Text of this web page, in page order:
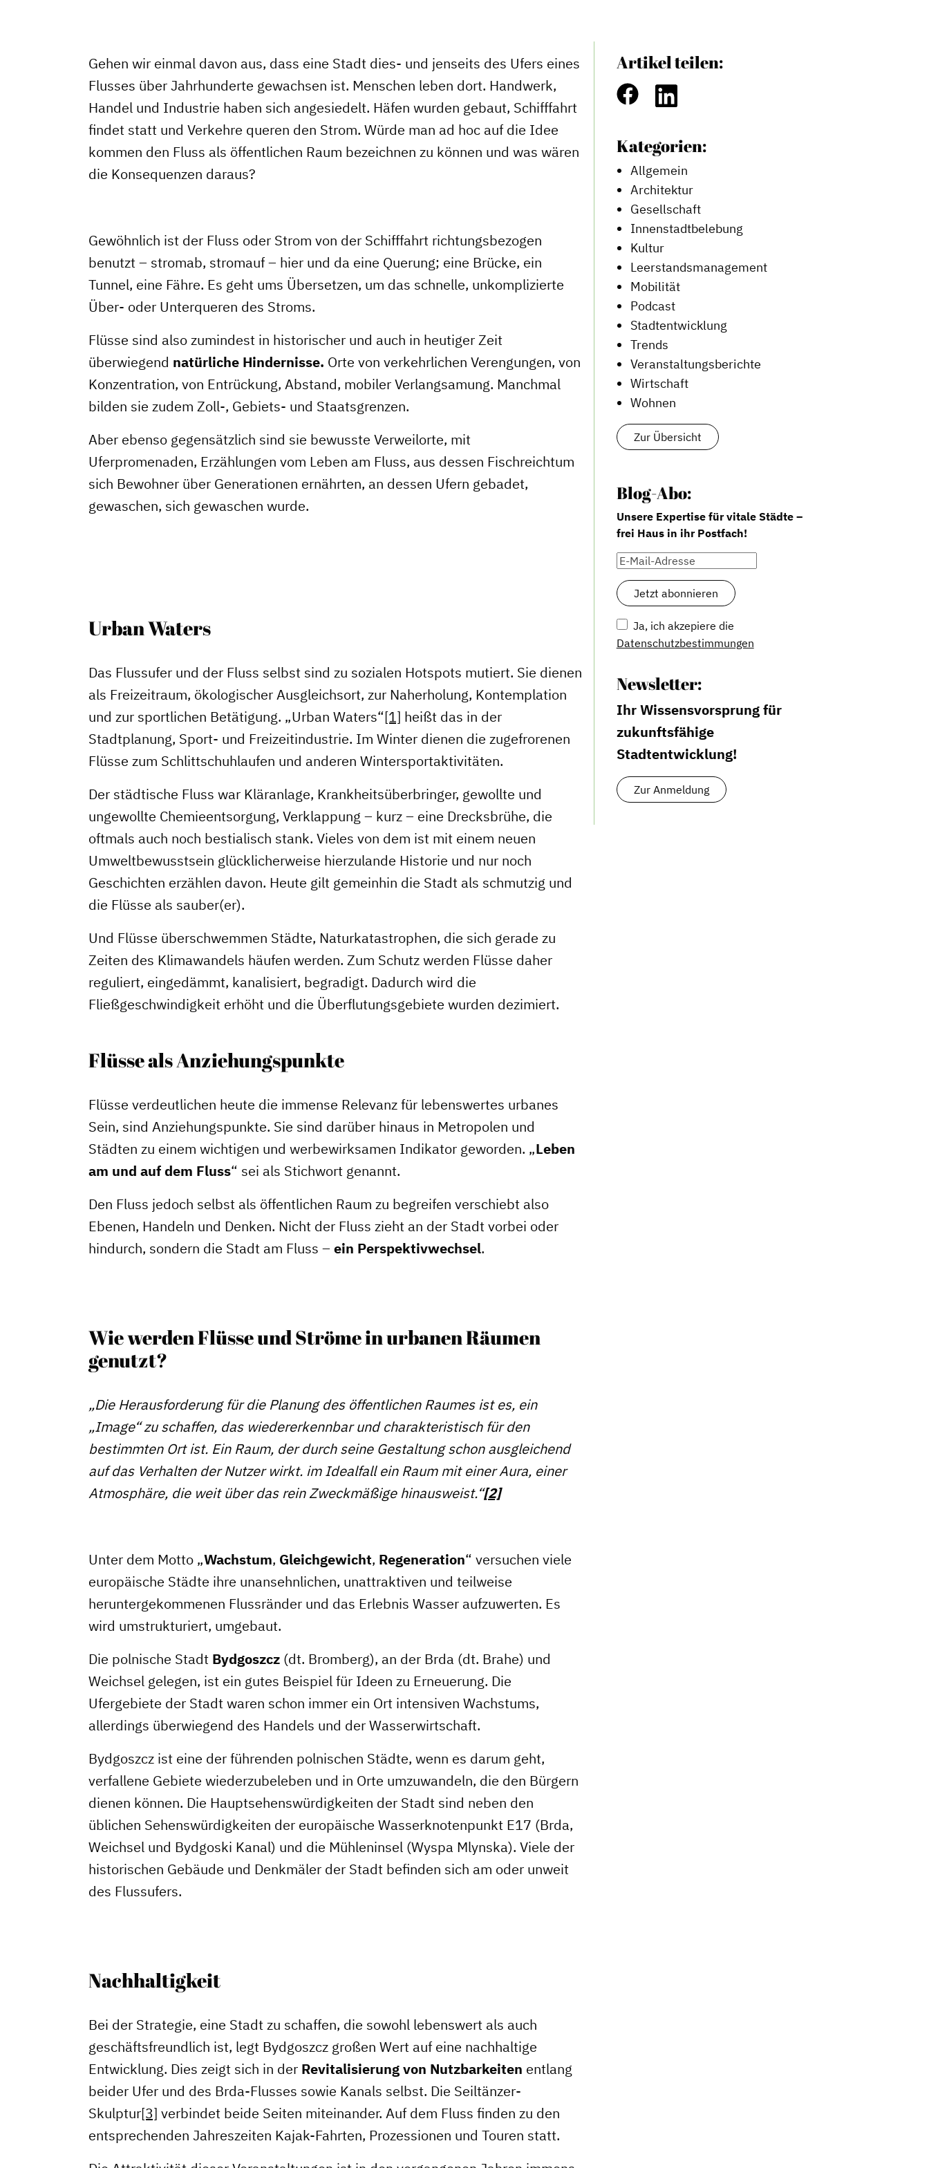
Dachverband
Vorstand
Mitglieder
Vorteile für Mitglieder
Stadtmarketing
Netzwerkmanagement
Stadtraumgestaltung
Projektmanagement
Kooperationen
Gehen wir einmal davon aus, dass eine Stadt dies- und jenseits des Ufers eines
Flusses über Jahrhunderte gewachsen ist. Menschen leben dort. Handwerk,
Handel und Industrie haben sich angesiedelt. Häfen wurden gebaut, Schifffahrt
findet statt und Verkehre queren den Strom. Würde man ad hoc auf die Idee
kommen den Fluss als öffentlichen Raum bezeichnen zu können und was wären
die Konsequenzen daraus?
Gewöhnlich ist der Fluss oder Strom von der Schifffahrt richtungsbezogen
benutzt – stromab, stromauf – hier und da eine Querung; eine Brücke, ein
Tunnel, eine Fähre. Es geht ums Übersetzen, um das schnelle, unkomplizierte
Über- oder Unterqueren des Stroms.
Flüsse sind also zumindest in historischer und auch in heutiger Zeit
überwiegend natürliche Hindernisse. Orte von verkehrlichen Verengungen, von
Konzentration, von Entrückung, Abstand, mobiler Verlangsamung. Manchmal
bilden sie zudem Zoll-, Gebiets- und Staatsgrenzen.
Aber ebenso gegensätzlich sind sie bewusste Verweilorte, mit
Uferpromenaden, Erzählungen vom Leben am Fluss, aus dessen Fischreichtum
sich Bewohner über Generationen ernährten, an dessen Ufern gebadet,
gewaschen, sich gewaschen wurde.
Urban Waters
Das Flussufer und der Fluss selbst sind zu sozialen Hotspots mutiert. Sie dienen
als Freizeitraum, ökologischer Ausgleichsort, zur Naherholung, Kontemplation
und zur sportlichen Betätigung. „Urban Waters“[1] heißt das in der
Stadtplanung, Sport- und Freizeitindustrie. Im Winter dienen die zugefrorenen
Flüsse zum Schlittschuhlaufen und anderen Wintersportaktivitäten.
Der städtische Fluss war Kläranlage, Krankheitsüberbringer, gewollte und
ungewollte Chemieentsorgung, Verklappung – kurz – eine Drecksbrühe, die
oftmals auch noch bestialisch stank. Vieles von dem ist mit einem neuen
Umweltbewusstsein glücklicherweise hierzulande Historie und nur noch
Geschichten erzählen davon. Heute gilt gemeinhin die Stadt als schmutzig und
die Flüsse als sauber(er).
Und Flüsse überschwemmen Städte, Naturkatastrophen, die sich gerade zu
Zeiten des Klimawandels häufen werden. Zum Schutz werden Flüsse daher
reguliert, eingedämmt, kanalisiert, begradigt. Dadurch wird die
Fließgeschwindigkeit erhöht und die Überflutungsgebiete wurden dezimiert.
Flüsse als Anziehungspunkte
Flüsse verdeutlichen heute die immense Relevanz für lebenswertes urbanes
Sein, sind Anziehungspunkte. Sie sind darüber hinaus in Metropolen und
Städten zu einem wichtigen und werbewirksamen Indikator geworden. „Leben
am und aufdem Fluss“ sei als Stichwort genannt.
Den Fluss jedoch selbst als öffentlichen Raum zu begreifen verschiebt also
Ebenen, Handeln und Denken. Nicht der Fluss zieht an der Stadt vorbei oder
hindurch, sondern die Stadt am Fluss – ein Perspektivwechsel.
Wie werden Flüsse und Ströme in urbanen Räumen
genutzt?
„Die Herausforderung für die Planung des öffentlichen Raumes ist es, ein
„Image“ zu schaffen, das wiedererkennbar und charakteristisch für den
bestimmten Ort ist. Ein Raum, der durch seine Gestaltung schon ausgleichend
auf das Verhalten der Nutzer wirkt. im Idealfall ein Raum mit einer Aura, einer
Atmosphäre, die weit über das rein Zweckmäßige hinausweist.“[2]
Unter dem Motto „Wachstum, Gleichgewicht, Regeneration“ versuchen viele
europäische Städte ihre unansehnlichen, unattraktiven und teilweise
heruntergekommenen Flussränder und das Erlebnis Wasser aufzuwerten. Es
wird umstrukturiert, umgebaut.
Die polnische Stadt Bydgoszcz (dt. Bromberg), an der Brda (dt. Brahe) und
Weichsel gelegen, ist ein gutes Beispiel für Ideen zu Erneuerung. Die
Ufergebiete der Stadt waren schon immer ein Ort intensiven Wachstums,
allerdings überwiegend des Handels und der Wasserwirtschaft.
Bydgoszcz ist eine der führenden polnischen Städte, wenn es darum geht,
verfallene Gebiete wiederzubeleben und in Orte umzuwandeln, die den Bürgern
dienen können. Die Hauptsehenswürdigkeiten der Stadt sind neben den
üblichen Sehenswürdigkeiten der europäische Wasserknotenpunkt E17 (Brda,
Weichsel und Bydgoski Kanal) und die Mühleninsel (Wyspa Mlynska). Viele der
historischen Gebäude und Denkmäler der Stadt befinden sich am oder unweit
des Flussufers.
Nachhaltigkeit
Bei der Strategie, eine Stadt zu schaffen, die sowohl lebenswert als auch
geschäftsfreundlich ist, legt Bydgoszcz großen Wert auf eine nachhaltige
Entwicklung. Dies zeigt sich in der Revitalisierungvon Nutzbarkeiten entlang
beider Ufer und des Brda-Flusses sowie Kanals selbst. Die Seiltänzer-
Skulptur[3] verbindet beide Seiten miteinander. Auf dem Fluss finden zu den
entsprechenden Jahreszeiten Kajak-Fahrten, Prozessionen und Touren statt.
Artikel teilen:
Kategorien:
Allgemein
Architektur
Gesellschaft
Innenstadtbelebung
Kultur
Leerstandsmanagement
Mobilität
Podcast
Stadtentwicklung
Trends
Veranstaltungsberichte
Wirtschaft
Wohnen
Zur Übersicht
Blog-Abo:
Unsere Expertise für vitale Städte –
frei Haus in ihr Postfach!
Ja, ich akzepiere die
Datenschutzbestimmungen
Newsletter:
Ihr Wissensvorsprung für
zukunftsfähige
Stadtentwicklung!
Zur Anmeldung